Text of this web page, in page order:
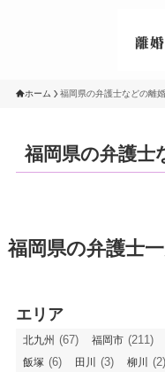
ホーム 福岡県の弁護士などの離
福岡県の弁護士
福岡県の弁護士
エリア
北九州 (67) 福岡市 (211)
飯塚 (6) 田川 (3) 柳川 (2)